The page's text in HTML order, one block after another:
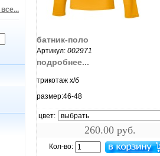
батник-поло
Артикул: 002971
подробнее...
трикотаж х/б
размер:46-48
цвет:
260.00 руб.
Кол-во: